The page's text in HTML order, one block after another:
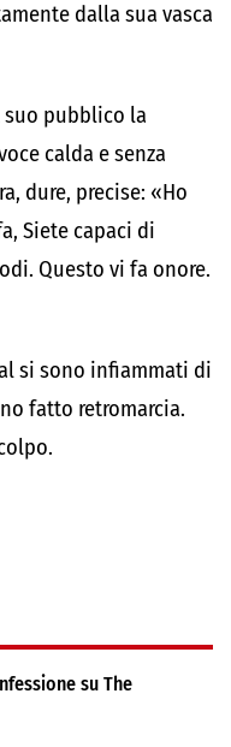
dalla sua vasca
suo pubblico la
calda e senza
dure, precise: «Ho
Siete capaci di
Questo vi fa onore.
si sono infiammati di
fatto retromarcia.
su The